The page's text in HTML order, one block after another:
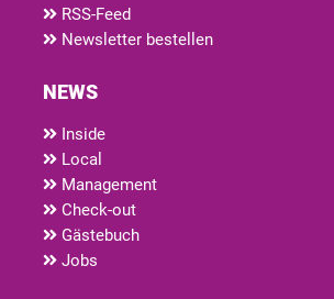
RSS-Feed
Newsletter bestellen
NEWS
Inside
Local
Management
Check-out
Gästebuch
Jobs